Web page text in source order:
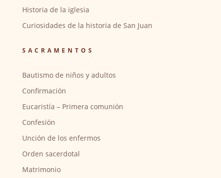
Historia de la iglesia
Curiosidades de la historia de San Juan
SACRAMENTOS
Bautismo de niños y adultos
Confirmación
Eucaristía – Primera comunión
Confesión
Unción de los enfermos
Orden sacerdotal
Matrimonio